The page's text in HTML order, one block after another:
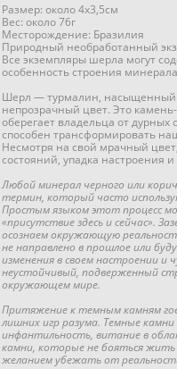
Размер: около 4х3,5см
Вес: около 76г
Месторождение: Бразилия
Природный необработанный
Все экземпляры шерла могут
особенность строения
Шерл — турмалин, насыщенный
непрозрачный цвет. Это
оберегает владельца от
способен трансформировать
Несмотря на свой мрачный
состояний, упадка настроения
Любой минерал черного или
термин, который часто
Простым языком этот процесс
«присутствие здесь и сейчас».
осознаем окружающую
не направлено в прошлое или
изменения в своем настроении и
неустойчивый, подверженный
окружающем мире.
Притяжение к темным камням
лишних игр разума. Темные
инфантильность, витание в
камни, которые не бояться жить
желанием убежать от